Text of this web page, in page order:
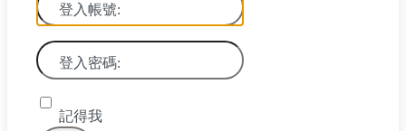
登入帳號:
登入密碼:
記得我